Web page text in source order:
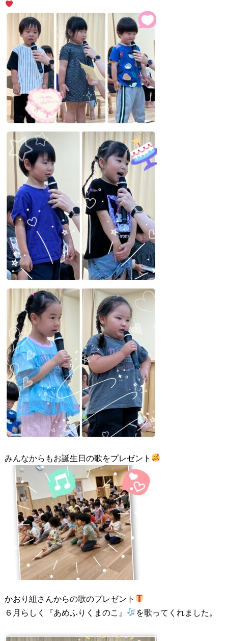
みんなからもお誕生日の歌をプレゼント
かおり組さんからの歌のプレゼント
６月らしく『あめふりくまのこ』
を歌ってくれました。